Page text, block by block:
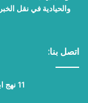
والحيادية في نقل
اتصل بنا:
11 نهج ابي الحسن الحضرمي- منوبة - تونس